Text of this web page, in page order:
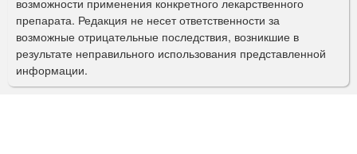
и
с
к
препарата. Редакция не несет ответственности за
возможные отрицательные последствия, возникшие в
результате неправильного использования представленной
информации.